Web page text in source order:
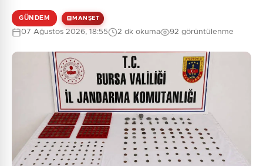
GÜNDEM MANŞET
07 Ağustos 2026, 18:55 2 dk okuma 92 görüntülenme